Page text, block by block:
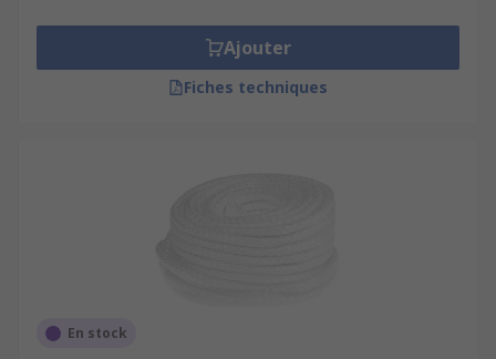
Ajouter
Fiches techniques
En stock